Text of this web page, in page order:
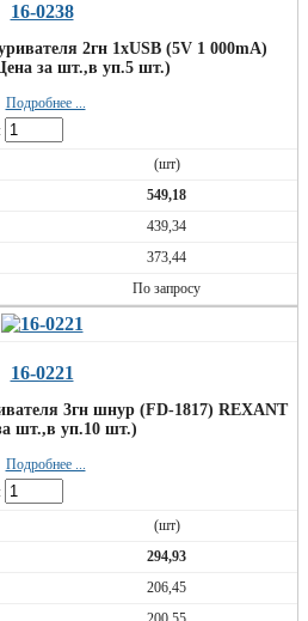
16-0238
2гн 1хUSB (5V 1 000mA)
за шт.,в уп.5 шт.)
Подробнее ...
(шт)
549,18
439,34
373,44
По запросу
16-0221
3гн шнур (FD-1817) REXANT
шт.,в уп.10 шт.)
Подробнее ...
(шт)
294,93
206,45